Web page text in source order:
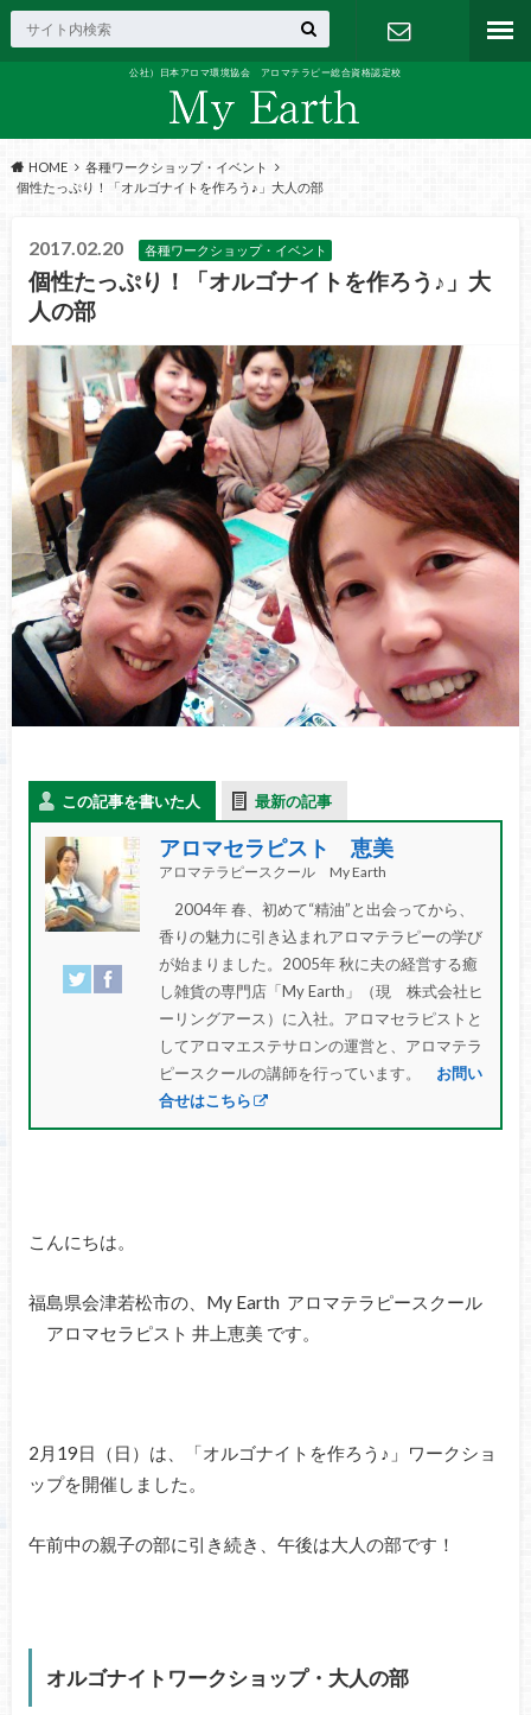
公社）日本アロマ環境協会 アロマテラピー総合資格認定校
HOME
各種ワークショップ・イベント
個性たっぷり！「オルゴナイトを作ろう♪」大人の部
2017.02.20 各種ワークショップ・イベント
個性たっぷり！「オルゴナイトを作ろう♪」大
人の部
この記事を書いた人 最新の記事
アロマセラピスト 恵美
アロマテラピースクール My Earth
2004年 春、初めて“精油”と出会ってから、
香りの魅力に引き込まれアロマテラピーの学び
が始まりました。2005年 秋に夫の経営する癒
し雑貨の専門店「My Earth」（現 株式会社ヒ
ーリングアース）に入社。アロマセラピストと
してアロマエステサロンの運営と、アロマテラ
ピースクールの講師を行っています。 お問い
合せはこちら
こんにちは。
福島県会津若松市の、My Earth アロマテラピースクール
アロマセラピスト 井上恵美 です。
2月19日（日）は、「オルゴナイトを作ろう♪」ワークショ
ップを開催しました。
午前中の親子の部に引き続き、午後は大人の部です！
オルゴナイトワークショップ・大人の部